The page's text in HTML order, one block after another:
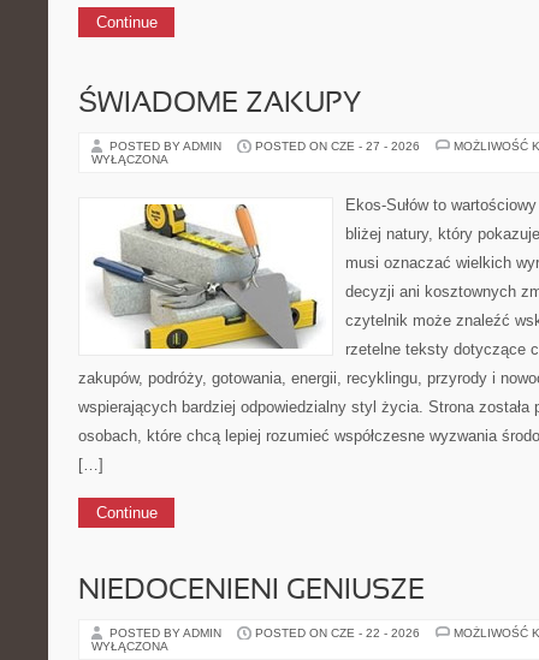
Continue
ŚWIADOME ZAKUPY
POSTED BY ADMIN POSTED ON CZE - 27 - 2026
MOŻLIWOŚĆ
WYŁĄCZONA
Ekos-Sułów to
bliżej natury, który
musi oznaczać wielkich
decyzji ani kosztownych
czytelnik może znaleźć
rzetelne teksty dotyczące
zakupów, podróży, gotowania, energii, recyklingu, przyrody i
wspierających bardziej odpowiedzialny styl życia. Strona została
osobach, które chcą lepiej rozumieć współczesne wyzwania
[…]
Continue
NIEDOCENIENI GENIUSZE
POSTED BY ADMIN POSTED ON CZE - 22 - 2026
MOŻLIWOŚĆ
WYŁĄCZONA